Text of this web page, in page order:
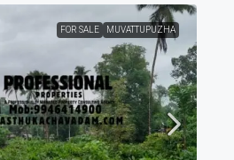
FOR SALE MUVATTUPUZHA